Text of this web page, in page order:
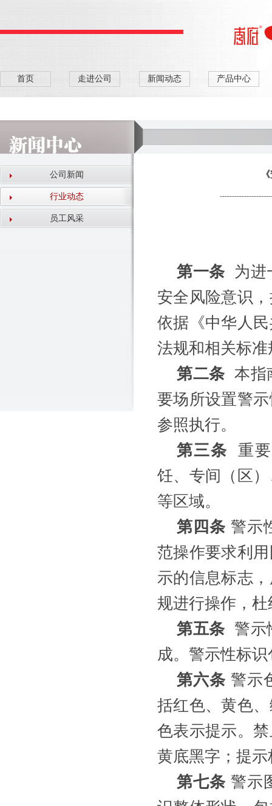
首页 走进公司 新闻动态 产品中心
公司新闻
行业动态
员工风采
第一条
为进
安全风险意识
依据《中华人
法规和相关标
第二条 本指
要场所设置警
参照执行。
第三条
重
饪、专间（区
等区域。
第四条 警示
范操作要求利
示的信息标志
规进行操作，
第五条 警示
成。警示性标
第六条 警示
括红色、黄色
色表示提示。
黄底黑字；提
第七条 警示